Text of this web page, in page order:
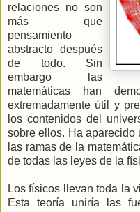
relaciones no son
más que
pensamiento
abstracto después
de todo. Sin
embargo las
matemáticas han
extremadamente útil y
los contenidos del
sobre ellos. Ha aparecido
las ramas de la
de todas las leyes de la
Los físicos llevan toda la
Esta teoría uniría las